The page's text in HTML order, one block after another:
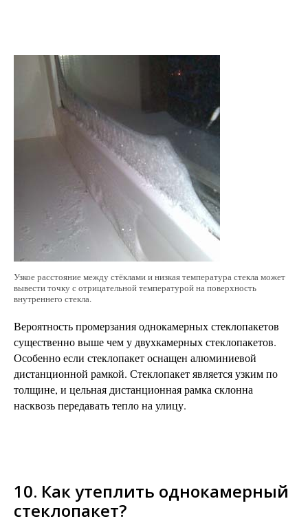
Узкое расстояние между стёклами и низкая температура стекла может
вывести точку с отрицательной температурой на поверхность
внутреннего стекла.
Вероятность промерзания однокамерных стеклопакетов
существенно выше чем у двухкамерных стеклопакетов.
Особенно если стеклопакет оснащен алюминиевой
дистанционной рамкой. Стеклопакет является узким по
толщине, и цельная дистанционная рамка склонна
насквозь передавать тепло на улицу.
10. Как утеплить однокамерный
стеклопакет?